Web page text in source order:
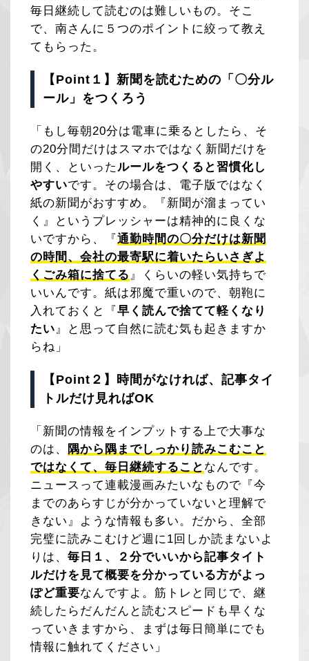
毎日継続して読むのは難しいもの。そこ
で、南さんに５つのポイントに絞って教え
てもらった。
【Point１】新聞を読むための「〇分ル
ール」をつくろう
「もし毎朝20分は電車に乗るとしたら、そ
の20分間だけはスマホではなく新聞だけを
開く、といったルールをつくると習慣化し
やすいです。その場合は、電子版ではなく
紙の新聞がおすすめ。『新聞が溜まってい
く』というプレッシャーは精神的に良くな
いですから、『通勤時間の〇分だけは新聞
の時間、会社の最寄駅に着いたらいさぎよ
くごみ箱に捨てる 』くらいの軽い気持ちで
いいんです。紙は邪魔で重いので、朝鞄に
入れておくと『早く読んで捨てて軽くなり
たい』と思って自然に読む気も起きますか
らね」
【Point２】時間がなければ、記事タイ
トルだけ見ればOK
「新聞の情報をインプットする上で大事な
のは、 隅から隅までしっかり読みこむこと
ではなくて、毎日継続すること なんです。
ニュースって連載漫画みたいなもので『今
までのあらすじが分かっていないと理解で
きない』ような情報も多い。だから、全部
完璧に読みこむけど週に1回しか読まないよ
りは、毎日１、２分でいいから記事タイト
ルだけを見て概要を分かっている方がよっ
ぽど重要なんですよ。筋トレと同じで、継
続したらだんだんと読むスピードも早くな
っていきますから、まずは毎日簡単にでも
情報に触れてください」